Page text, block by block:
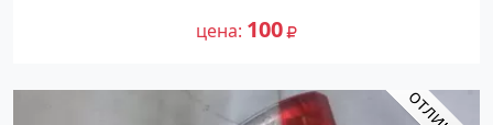
цена 100